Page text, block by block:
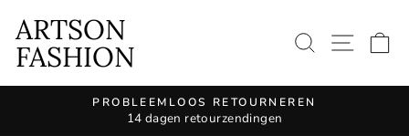
naar
artikel
ARTSON
FASHION
Diavoorstelling
PROBLEEMLOOS RETOURNEREN
14 dagen retourzendingen